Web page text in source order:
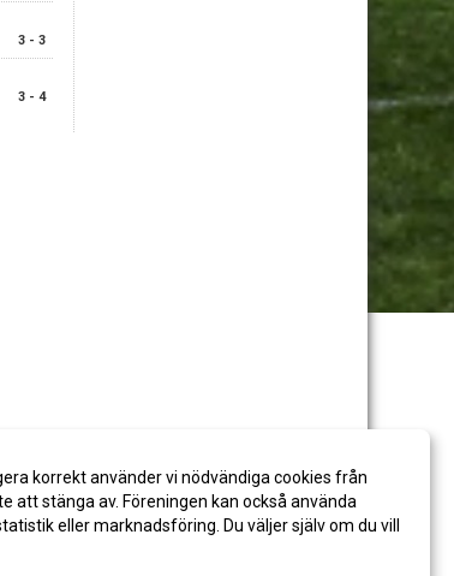
3 - 3
3 - 4
korrekt använder vi nödvändiga cookies från
att stänga av. Föreningen kan också använda
eller marknadsföring. Du väljer själv om du vill